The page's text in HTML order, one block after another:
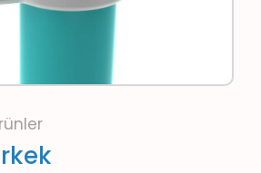
ASM GRUP A.Ş. İştirakidir.